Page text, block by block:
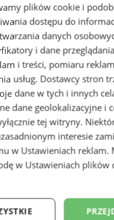
Bałtykiem w
plików cookie i
dostępu do
danych
i dane
i treści, pomiaru
usług. Dostawcy stron
dane w tych i innych
dane geolokalizacyjne i
tej witryny.
interesie
w Ustawieniach reklam.
w Ustawieniach plików